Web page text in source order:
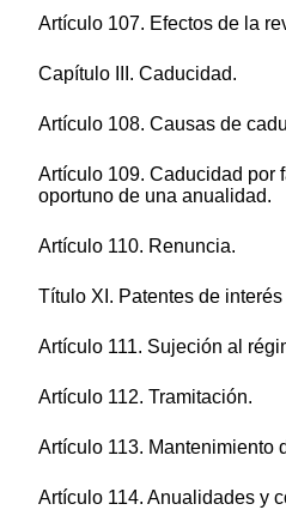
Artículo 107. Efectos de la
Capítulo III. Caducidad.
Artículo 108. Causas de
Artículo 109. Caducidad por
oportuno de una anualidad.
Artículo 110. Renuncia.
Título XI. Patentes de
Artículo 111. Sujeción al
Artículo 112. Tramitación.
Artículo 113. Mantenimiento
Artículo 114. Anualidades y